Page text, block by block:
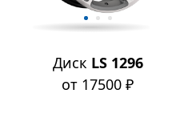
Диск LS 1296
от 17500 ₽